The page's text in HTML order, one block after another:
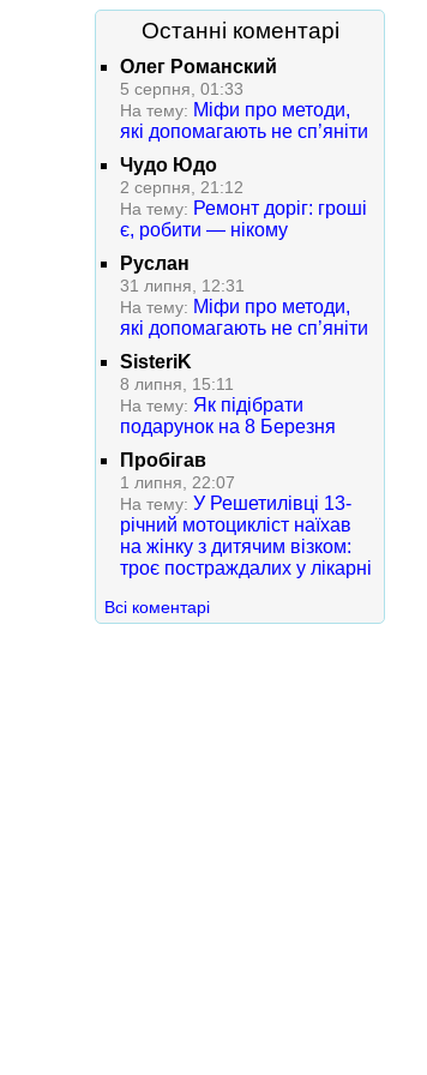
Останні коментарі
Олег Романский
5 серпня, 01:33
На тему: Міфи про методи,
які допомагають не сп’яніти
Чудо Юдо
2 серпня, 21:12
На тему: Ремонт доріг: гроші
є, робити — нікому
Руслан
31 липня, 12:31
На тему: Міфи про методи,
які допомагають не сп’яніти
SisteriK
8 липня, 15:11
На тему: Як підібрати
подарунок на 8 Березня
Пробігав
1 липня, 22:07
На тему: У Решетилівці 13-
річний мотоцикліст наїхав
на жінку з дитячим візком:
троє постраждалих у лікарні
Всі коментарі